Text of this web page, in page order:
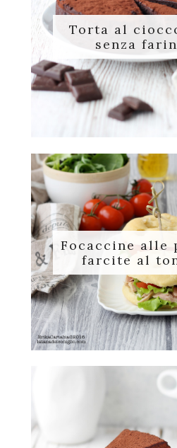
Torta al
senza
Focaccine alle
farcite al